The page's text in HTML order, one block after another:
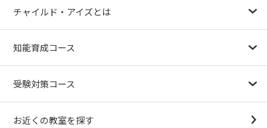
チャイルド・アイズとは
知能育成コース
1.5歳〜
3歳
4歳（年少）
5歳（年中）
6歳（年長）
小１～
パターンブロック
IQ（知能）テスト
検定対策
受験対策コース
幼稚園受験対策
小学校受験コース
（思考力アドバンスコースアストルム）
最新合格速報
お近くの教室を探す